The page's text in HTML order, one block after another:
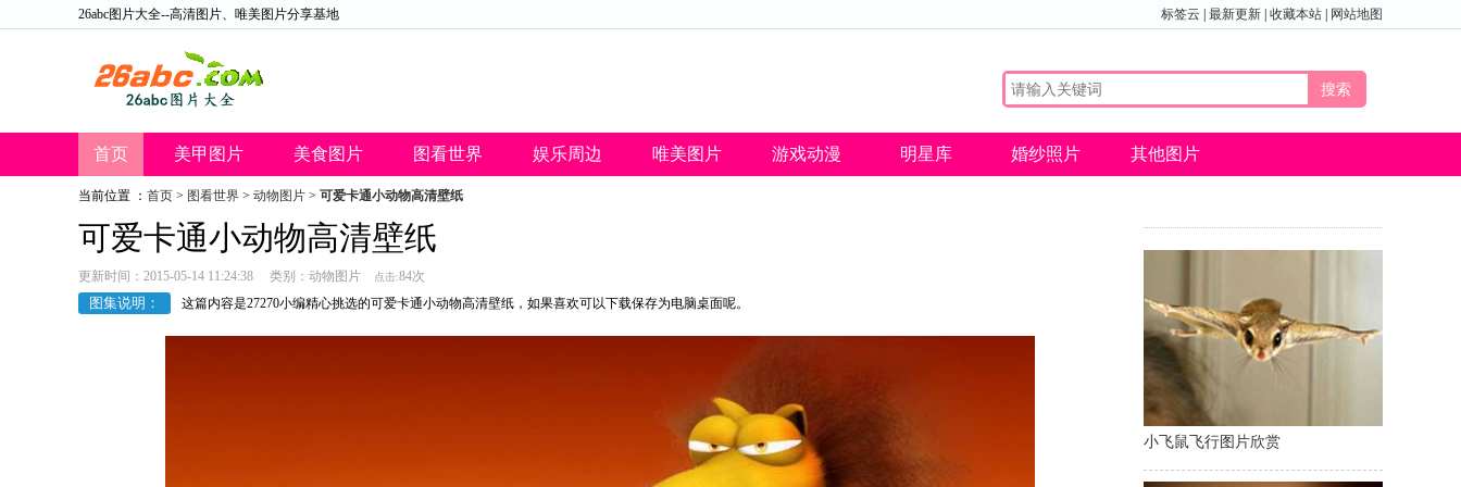
26abc图片大全--高清图片、唯美图片分享基地 标签云 最新更新 收藏本站 网站地图
首页 美甲图片 美食图片 图看世界 娱乐周边 唯美图片 游戏动漫 明星库 婚纱照片 其他图片
当前位置 ： 首页 > 图看世界 > 动物图片 > 可爱卡通小动物高清壁纸
可爱卡通小动物高清壁纸
更新时间：2015-05-14 11:24:38 类别： 动物图片 点击:84次
图集说明： 这篇内容是27270小编精心挑选的可爱卡通小动物高清壁纸，如果喜欢可以下载保存为电脑桌面呢。
小飞鼠飞行图片欣赏